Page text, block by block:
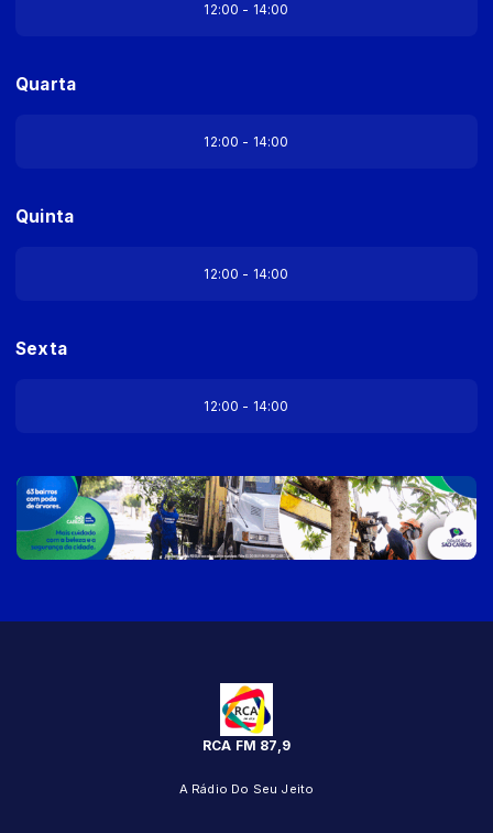
12:00 - 14:00
Quarta
12:00 - 14:00
Quinta
12:00 - 14:00
Sexta
12:00 - 14:00
RCA FM 87,9
A Rádio Do Seu Jeito